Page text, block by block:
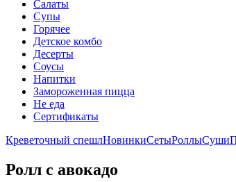
Салаты
Супы
Горячее
Детское комбо
Десерты
Соусы
Напитки
Замороженная пицца
Не еда
Сертификаты
Креветочный спешлНовинкиСетыРоллыСуши
Ролл с авокадо